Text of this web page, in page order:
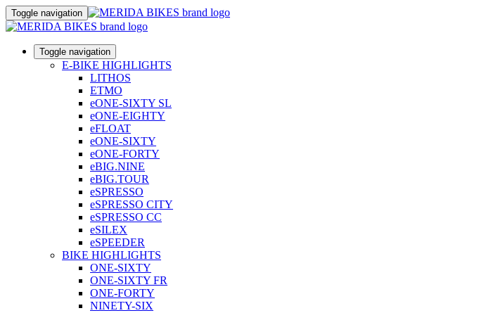
Toggle navigation
Toggle navigation
E-BIKE HIGHLIGHTS
LITHOS
ETMO
eONE-SIXTY SL
eONE-EIGHTY
eFLOAT
eONE-SIXTY
eONE-FORTY
eBIG.NINE
eBIG.TOUR
eSPRESSO
eSPRESSO CITY
eSPRESSO CC
eSILEX
eSPEEDER
BIKE HIGHLIGHTS
ONE-SIXTY
ONE-SIXTY FR
ONE-FORTY
NINETY-SIX